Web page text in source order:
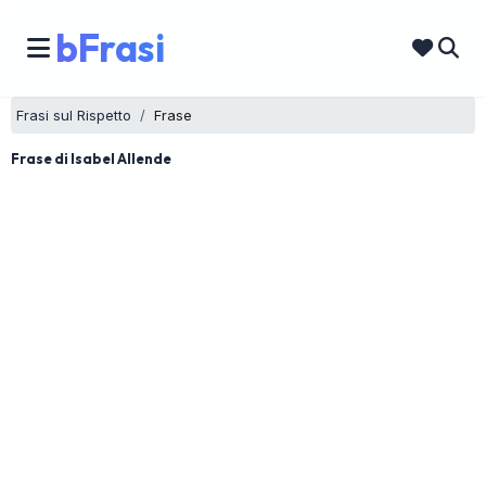
bFrasi
Frasi sul Rispetto Frase
Frase di Isabel Allende